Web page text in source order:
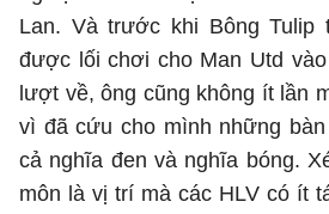
Lan. Và trước khi Bông Tulip
được lối chơi cho Man Utd
lượt về, ông cũng không ít lần
vì đã cứu cho mình những
cả nghĩa đen và nghĩa bóng.
môn là vị trí mà các HLV có ít